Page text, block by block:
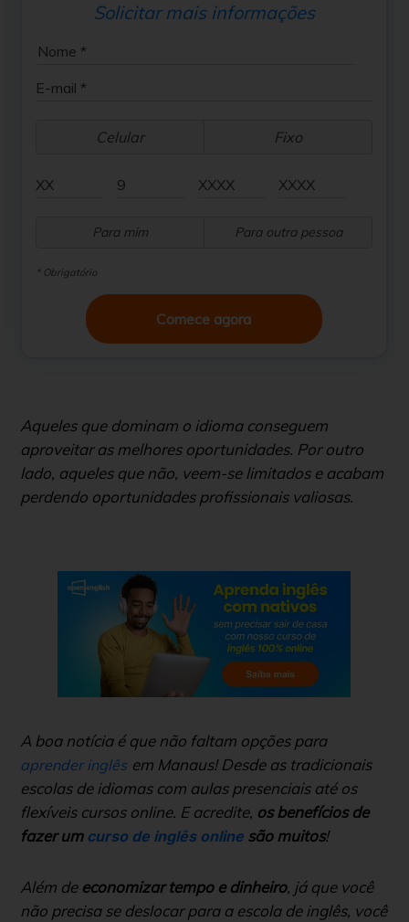
Solicitar mais informações
Celular Fixo
Para mim Para outra pessoa
* Obrigatório
Comece agora
Aqueles que dominam o idioma conseguem
aproveitar as melhores oportunidades. Por outro
lado, aqueles que não, veem-se limitados e acabam
perdendo oportunidades profissionais valiosas.
A boa notícia é que não faltam opções para
aprender inglês em Manaus! Desde as tradicionais
escolas de idiomas com aulas presenciais até os
flexíveis cursos online. E acredite, os benefícios de
fazer umcurso de inglês online são muitos!
Além de economizar tempo e dinheiro, já que você
não precisa se deslocar para a escola de inglês, você